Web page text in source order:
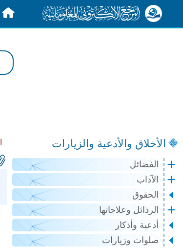
الأخلاق والأدعية والزيارات
الفضائل
الآداب
الحقوق
الرذائل وعلاجاتها
أدعية وأذكار
صلوات وزيارات